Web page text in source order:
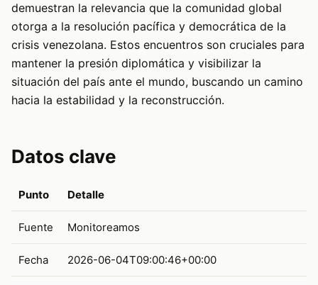
demuestran la relevancia que la comunidad global
otorga a la resolución pacífica y democrática de la
crisis venezolana. Estos encuentros son cruciales para
mantener la presión diplomática y visibilizar la
situación del país ante el mundo, buscando un camino
hacia la estabilidad y la reconstrucción.
Datos clave
Punto Detalle
Fuente Monitoreamos
Fecha 2026-06-04T09:00:46+00:00